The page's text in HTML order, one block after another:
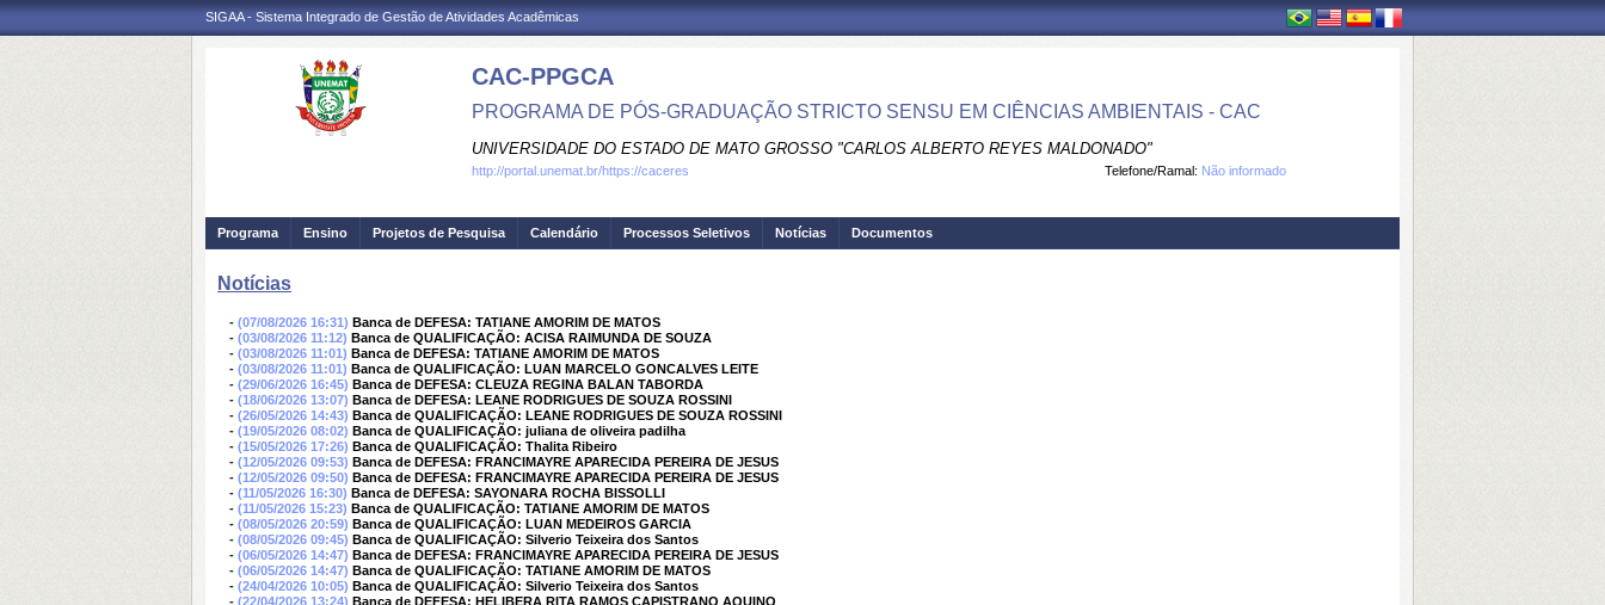
SIGAA - Sistema Integrado de Gestão de Atividades Acadêmicas
CAC-PPGCA
PROGRAMA DE PÓS-GRADUAÇÃO STRICTO SENSU EM CIÊNCIAS AMBIENTAIS - CAC
UNIVERSIDADE DO ESTADO DE MATO GROSSO "CARLOS ALBERTO REYES MALDONADO"
Telefone/Ramal: Não informado
http://portal.unemat.br/https://caceres
Programa Ensino Projetos de Pesquisa Calendário Processos Seletivos Notícias Documentos
Notícias
- (07/08/2026 16:31) Banca de DEFESA: TATIANE AMORIM DE MATOS
- (03/08/2026 11:12) Banca de QUALIFICAÇÃO: ACISA RAIMUNDA DE SOUZA
- (03/08/2026 11:01) Banca de DEFESA: TATIANE AMORIM DE MATOS
- (03/08/2026 11:01) Banca de QUALIFICAÇÃO: LUAN MARCELO GONCALVES LEITE
- (29/06/2026 16:45) Banca de DEFESA: CLEUZA REGINA BALAN TABORDA
- (18/06/2026 13:07) Banca de DEFESA: LEANE RODRIGUES DE SOUZA ROSSINI
- (26/05/2026 14:43) Banca de QUALIFICAÇÃO: LEANE RODRIGUES DE SOUZA ROSSINI
- (19/05/2026 08:02) Banca de QUALIFICAÇÃO: juliana de oliveira padilha
- (15/05/2026 17:26) Banca de QUALIFICAÇÃO: Thalita Ribeiro
- (12/05/2026 09:53) Banca de DEFESA: FRANCIMAYRE APARECIDA PEREIRA DE JESUS
- (12/05/2026 09:50) Banca de DEFESA: FRANCIMAYRE APARECIDA PEREIRA DE JESUS
- (11/05/2026 16:30) Banca de DEFESA: SAYONARA ROCHA BISSOLLI
- (11/05/2026 15:23) Banca de QUALIFICAÇÃO: TATIANE AMORIM DE MATOS
- (08/05/2026 20:59) Banca de QUALIFICAÇÃO: LUAN MEDEIROS GARCIA
- (08/05/2026 09:45) Banca de QUALIFICAÇÃO: Silverio Teixeira dos Santos
- (06/05/2026 14:47) Banca de DEFESA: FRANCIMAYRE APARECIDA PEREIRA DE JESUS
- (06/05/2026 14:47) Banca de QUALIFICAÇÃO: TATIANE AMORIM DE MATOS
- (24/04/2026 10:05) Banca de QUALIFICAÇÃO: Silverio Teixeira dos Santos
- (22/04/2026 13:24) Banca de DEFESA: HELIBERA RITA RAMOS CAPISTRANO AQUINO